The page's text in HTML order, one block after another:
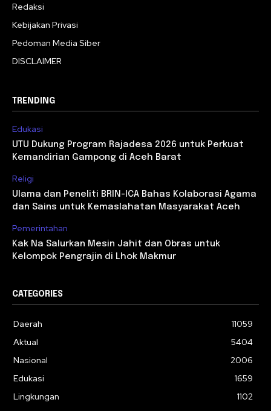
Redaksi
Kebijakan Privasi
Pedoman Media Siber
DISCLAIMER
TRENDING
Edukasi
UTU Dukung Program Rajadesa 2026 untuk Perkuat
Kemandirian Gampong di Aceh Barat
Religi
Ulama dan Peneliti BRIN-ICA Bahas Kolaborasi Agama
dan Sains untuk Kemaslahatan Masyarakat Aceh
Pemerintahan
Kak Na Salurkan Mesin Jahit dan Obras untuk
Kelompok Pengrajin di Lhok Makmur
CATEGORIES
Daerah
11059
Aktual
5404
Nasional
2006
Edukasi
1659
Lingkungan
1102